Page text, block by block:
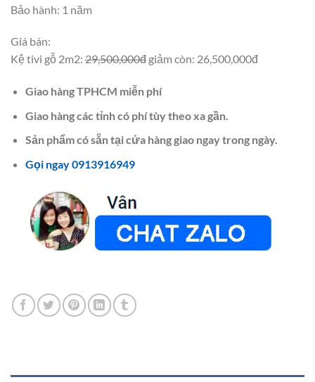
Bảo hành: 1 năm
Giá bán:
Kệ tivi gỗ 2m2: 29,500,000đ giảm còn: 26,500,000đ
Giao hàng TPHCM miễn phí
Giao hàng các tỉnh có phí tùy theo xa gần.
Sản phẩm có sẵn tại cửa hàng giao ngay trong ngày.
Gọi ngay 0913916949